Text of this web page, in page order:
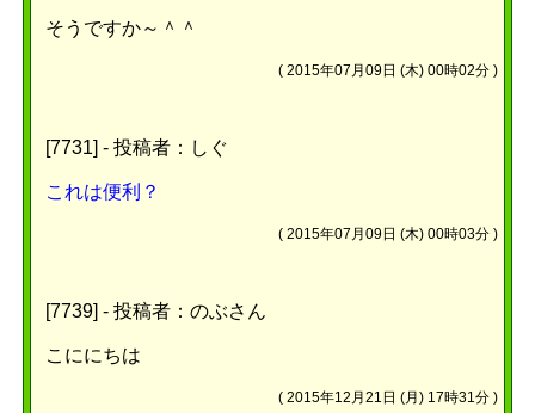
そうですか～＾＾
(2015年07月09日 (木) 00時02分 )
[7731] - 投稿者：しぐ
これは便利？
(2015年07月09日 (木) 00時03分 )
[7739] - 投稿者：のぶさん
こににちは
(2015年12月21日 (月) 17時31分 )